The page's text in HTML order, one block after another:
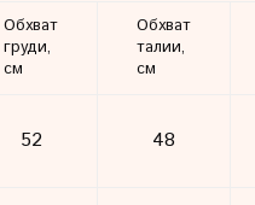
Обхват
груди,
см
Обхват
талии,
см
52 48